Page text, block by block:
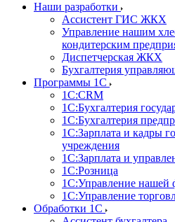
Наши разработки
Ассистент ГИС ЖКХ
Управление нашим
кондитерским
Диспетчерская ЖКХ
Бухгалтерия
Программы 1С
1С:CRM
1С:Бухгалтерия
1С:Бухгалтерия
1С:Зарплата и кадры
учреждения
1С:Зарплата и
1С:Розница
1С:Управление нашей
1С:Управление
Обработки 1С